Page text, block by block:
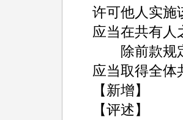
许可他人实施
应当在共有人
除前款规定
应当取得全体
【新增】
【评述】